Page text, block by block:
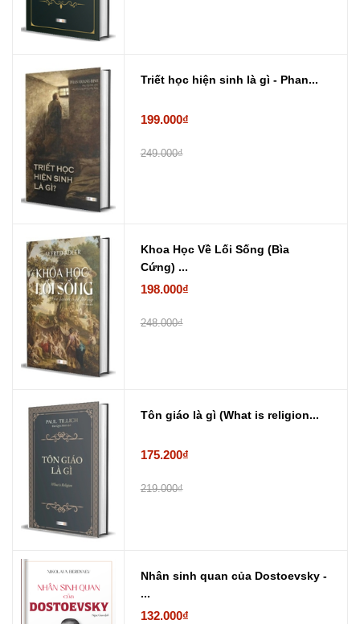
Triết học hiện sinh là gì - Phan...
199.000₫
249.000₫
Khoa Học Về Lối Sống (Bìa
Cứng) ...
198.000₫
248.000₫
Tôn giáo là gì (What is religion...
175.200₫
219.000₫
Nhân sinh quan của Dostoevsky -
...
132.000₫